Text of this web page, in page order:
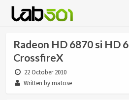
Radeon HD 6870 si HD
CrossfireX
22 October 2010
Written by matose